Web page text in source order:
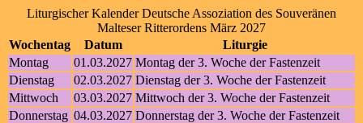
Liturgischer Kalender Deutsche Assoziation des Souveränen
Malteser Ritterordens März 2027
Wochentag
Datum
Liturgie
Montag
01.03.2027 Montag der 3. Woche der Fastenzeit
Dienstag
02.03.2027 Dienstag der 3. Woche der Fastenzeit
Mittwoch
03.03.2027 Mittwoch der 3. Woche der Fastenzeit
Donnerstag 04.03.2027 Donnerstag der 3. Woche der Fastenzeit